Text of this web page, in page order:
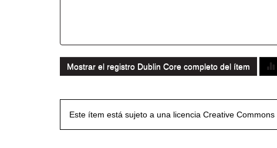
Mostrar el registro Dublin Core completo del ítem
Este ítem está sujeto a una licencia Creative Commons